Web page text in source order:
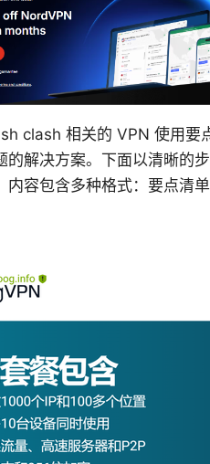
clash 相关的 VPN 使用
的解决方案。下面以清晰的
内容包含多种格式：要点清